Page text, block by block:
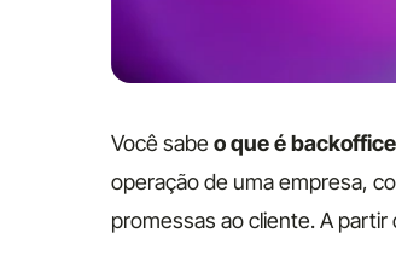
Você sabe o que é backoffice
operação de uma empresa,
promessas ao cliente. A